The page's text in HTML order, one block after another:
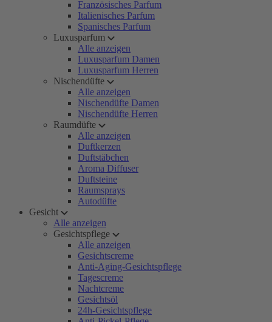
Französisches Parfum
Italienisches Parfum
Spanisches Parfum
Luxusparfum
Alle anzeigen
Luxusparfum Damen
Luxusparfum Herren
Nischendüfte
Alle anzeigen
Nischendüfte Damen
Nischendüfte Herren
Raumdüfte
Alle anzeigen
Duftkerzen
Duftstäbchen
Aroma Diffuser
Duftsteine
Raumsprays
Autodüfte
Gesicht
Alle anzeigen
Gesichtspflege
Alle anzeigen
Gesichtscreme
Anti-Aging-Gesichtspflege
Tagescreme
Nachtcreme
Gesichtsöl
24h-Gesichtspflege